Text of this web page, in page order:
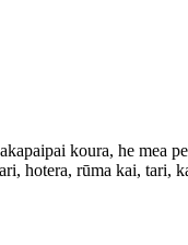
koura, he mea
hotera, rūma kai, tari,